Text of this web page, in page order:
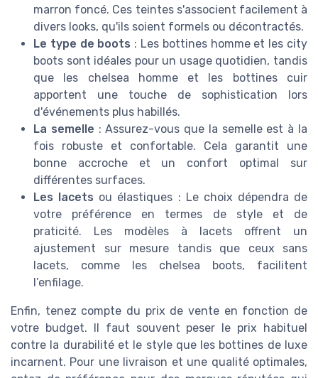
marron foncé. Ces teintes s'associent facilement à
divers looks, qu'ils soient formels ou décontractés.
Le type de boots : Les bottines homme et les city
boots sont idéales pour un usage quotidien, tandis
que les chelsea homme et les bottines cuir
apportent une touche de sophistication lors
d'événements plus habillés.
La semelle : Assurez-vous que la semelle est à la
fois robuste et confortable. Cela garantit une
bonne accroche et un confort optimal sur
différentes surfaces.
Les lacets ou élastiques : Le choix dépendra de
votre préférence en termes de style et de
praticité. Les modèles à lacets offrent un
ajustement sur mesure tandis que ceux sans
lacets, comme les chelsea boots, facilitent
l’enfilage.
Enfin, tenez compte du prix de vente en fonction de
votre budget. Il faut souvent peser le prix habituel
contre la durabilité et le style que les bottines de luxe
incarnent. Pour une livraison et une qualité optimales,